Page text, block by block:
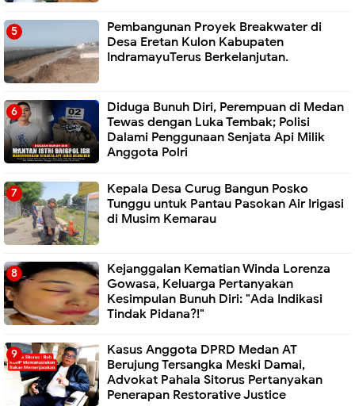
Pembangunan Proyek Breakwater di
Desa Eretan Kulon Kabupaten
IndramayuTerus Berkelanjutan.
Diduga Bunuh Diri, Perempuan di Medan
Tewas dengan Luka Tembak; Polisi
Dalami Penggunaan Senjata Api Milik
Anggota Polri
Kepala Desa Curug Bangun Posko
Tunggu untuk Pantau Pasokan Air Irigasi
di Musim Kemarau
Kejanggalan Kematian Winda Lorenza
Gowasa, Keluarga Pertanyakan
Kesimpulan Bunuh Diri: "Ada Indikasi
Tindak Pidana?!"
Kasus Anggota DPRD Medan AT
Berujung Tersangka Meski Damai,
Advokat Pahala Sitorus Pertanyakan
Penerapan Restorative Justice